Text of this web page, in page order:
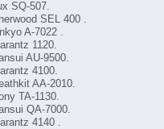
SQ-507.
SEL 400 .
A-7022 .
1120.
AU-9500.
4100.
AA-2010.
TA-1130.
QA-7000.
4140 .